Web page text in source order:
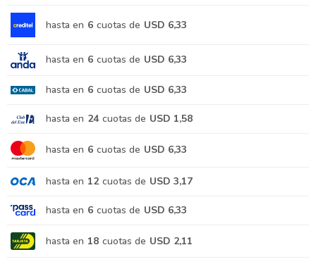
hasta en 6 cuotas de USD 6,33
hasta en 6 cuotas de USD 6,33
hasta en 6 cuotas de USD 6,33
hasta en 24 cuotas de USD 1,58
hasta en 6 cuotas de USD 6,33
hasta en 12 cuotas de USD 3,17
hasta en 6 cuotas de USD 6,33
hasta en 18 cuotas de USD 2,11